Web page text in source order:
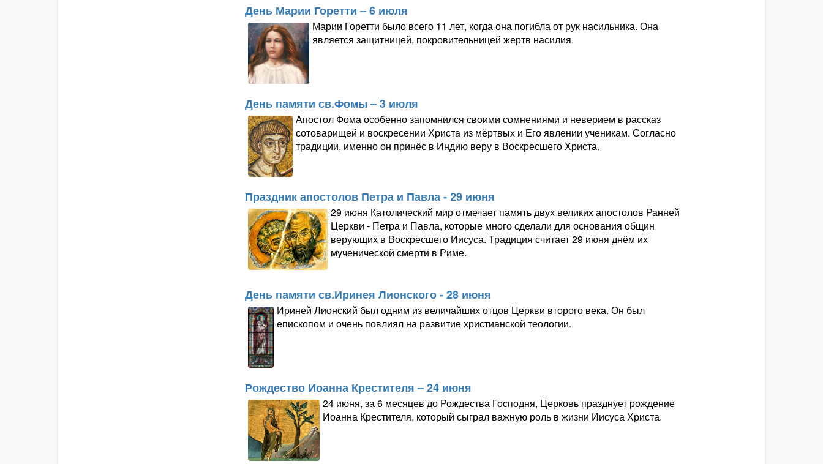
День Марии Горетти – 6 июля
Марии Горетти было всего 11 лет, когда она погибла от рук насильника. Она
является защитницей, покровительницей жертв насилия.
День памяти св.Фомы – 3 июля
Апостол Фома особенно запомнился своими сомнениями и неверием в рассказ
сотоварищей и воскресении Христа из мёртвых и Его явлении ученикам. Согласно
традиции, именно он принёс в Индию веру в Воскресшего Христа.
Праздник апостолов Петра и Павла - 29 июня
29 июня Католический мир отмечает память двух великих апостолов Ранней
Церкви - Петра и Павла, которые много сделали для основания общин
верующих в Воскресшего Иисуса. Традиция считает 29 июня днём их
мученической смерти в Риме.
День памяти св.Иринея Лионского - 28 июня
Ириней Лионский был одним из величайших отцов Церкви второго века. Он был
епископом и очень повлиял на развитие христианской теологии.
Рождество Иоанна Крестителя – 24 июня
24 июня, за 6 месяцев до Рождества Господня, Церковь празднует рождение
Иоанна Крестителя, который сыграл важную роль в жизни Иисуса Христа.